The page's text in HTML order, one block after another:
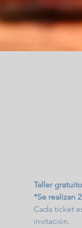
Taller
*Se realizan
Cada ticket
invitación.